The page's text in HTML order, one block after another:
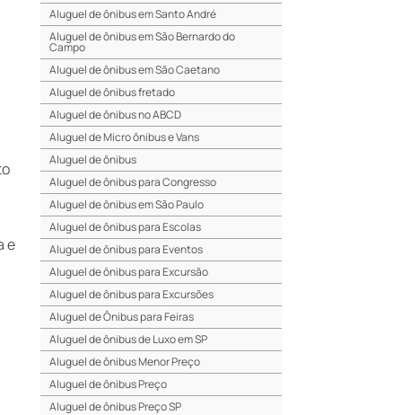
e
Aluguel de ônibus em Santo André
Aluguel de ônibus em São Bernardo do
Campo
Aluguel de ônibus em São Caetano
Aluguel de ônibus fretado
Aluguel de ônibus no ABCD
Aluguel de Micro ônibus e Vans
Aluguel de ônibus
Aluguel de ônibus para Congresso
Aluguel de ônibus em São Paulo
Aluguel de ônibus para Escolas
Aluguel de ônibus para Eventos
Aluguel de ônibus para Excursão
Aluguel de ônibus para Excursões
Aluguel de Ônibus para Feiras
Aluguel de ônibus de Luxo em SP
Aluguel de ônibus Menor Preço
Aluguel de ônibus Preço
Aluguel de ônibus Preço SP